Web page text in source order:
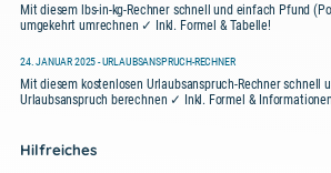
Mit diesem lbs-in-kg-Rechner schnell und einfach Pfund
umgekehrt umrechnen ✓ Inkl. Formel & Tabelle!
24. JANUAR 2025 - URLAUBSANSPRUCH-RECHNER
Mit diesem kostenlosen Urlaubsanspruch-Rechner schnell
Urlaubsanspruch berechnen ✓ Inkl. Formel &
Hilfreiches